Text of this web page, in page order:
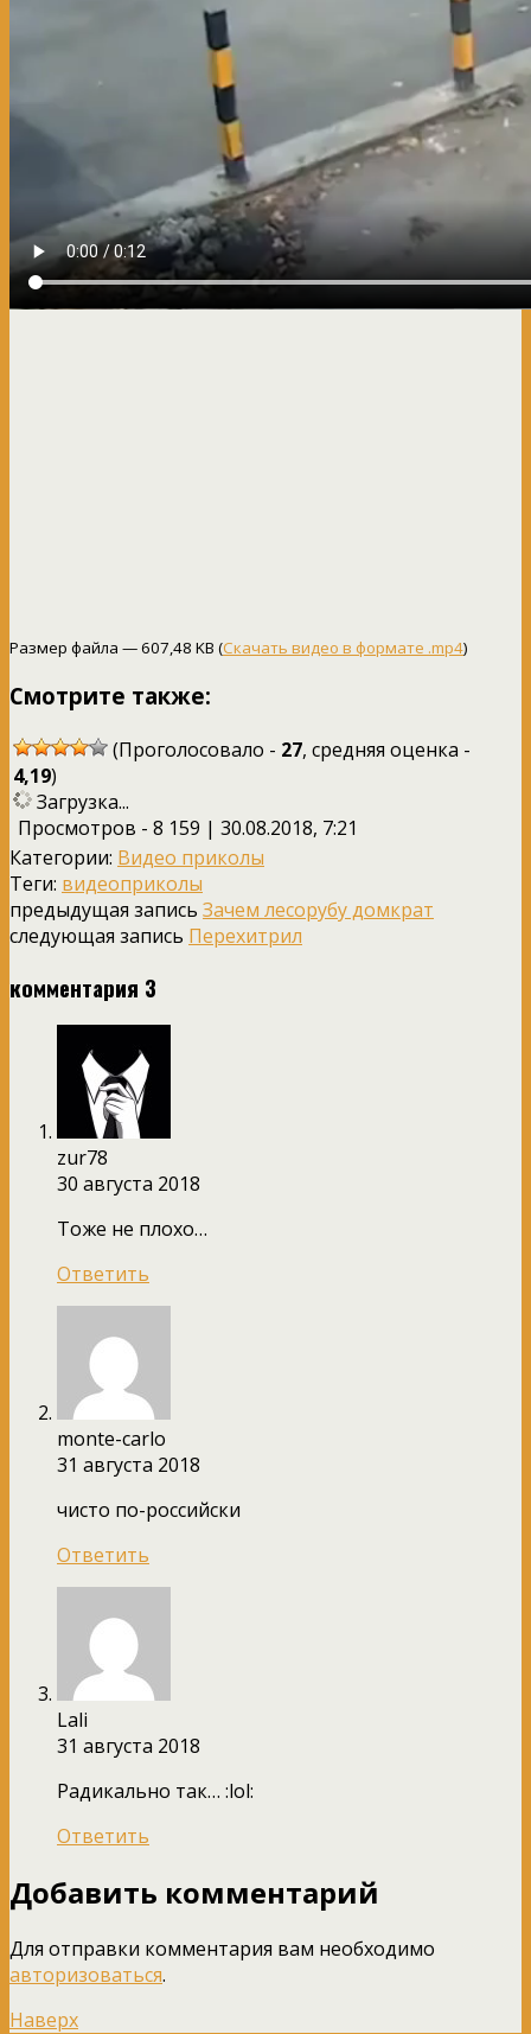
Размер файла — 607,48 KB (Скачать видео в формате .mp4)
Смотрите также:
(Проголосовало - 27, средняя оценка -
4,19)
Загрузка...
Просмотров - 8 159 | 30.08.2018, 7:21
Категории: Видео приколы
Теги: видеоприколы
предыдущая запись Зачем лесорубу домкрат
следующая запись Перехитрил
комментария 3
zur78
30 августа 2018
Тоже не плохо…
Ответить
monte-carlo
31 августа 2018
чисто по-российски
Ответить
Lali
31 августа 2018
Радикально так… :lol:
Ответить
Добавить комментарий
Для отправки комментария вам необходимо
авторизоваться.
Наверх